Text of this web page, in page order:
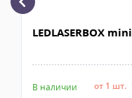
LEDLASERBOX
В наличии от 1 шт.